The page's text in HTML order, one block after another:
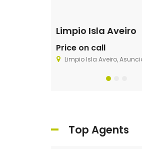
Limpio Isla Aveiro
Price on call
Limpio Isla Aveiro,
Top Agents